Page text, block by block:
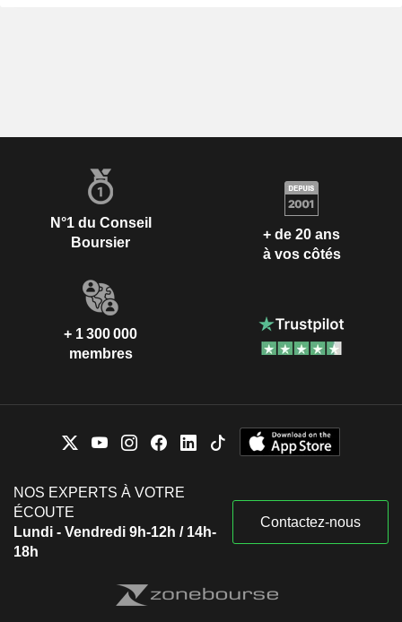
N°1 du Conseil
Boursier
+ de 20 ans
à vos côtés
+ 1 300 000
membres
NOS EXPERTS À VOTRE
ÉCOUTE
Lundi - Vendredi 9h-12h / 14h-
18h
Contactez-nous